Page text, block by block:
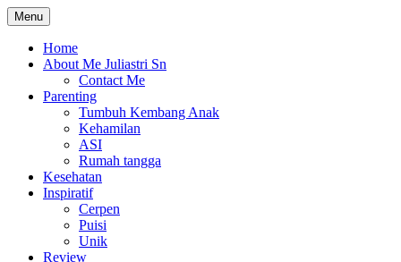
Skip
to
content
The Colorful Life By Juliastri Sn
Lifestyle Blog
Menu
Home
About Me Juliastri Sn
Contact Me
Parenting
Tumbuh Kembang Anak
Kehamilan
ASI
Rumah tangga
Kesehatan
Inspiratif
Cerpen
Puisi
Unik
Review